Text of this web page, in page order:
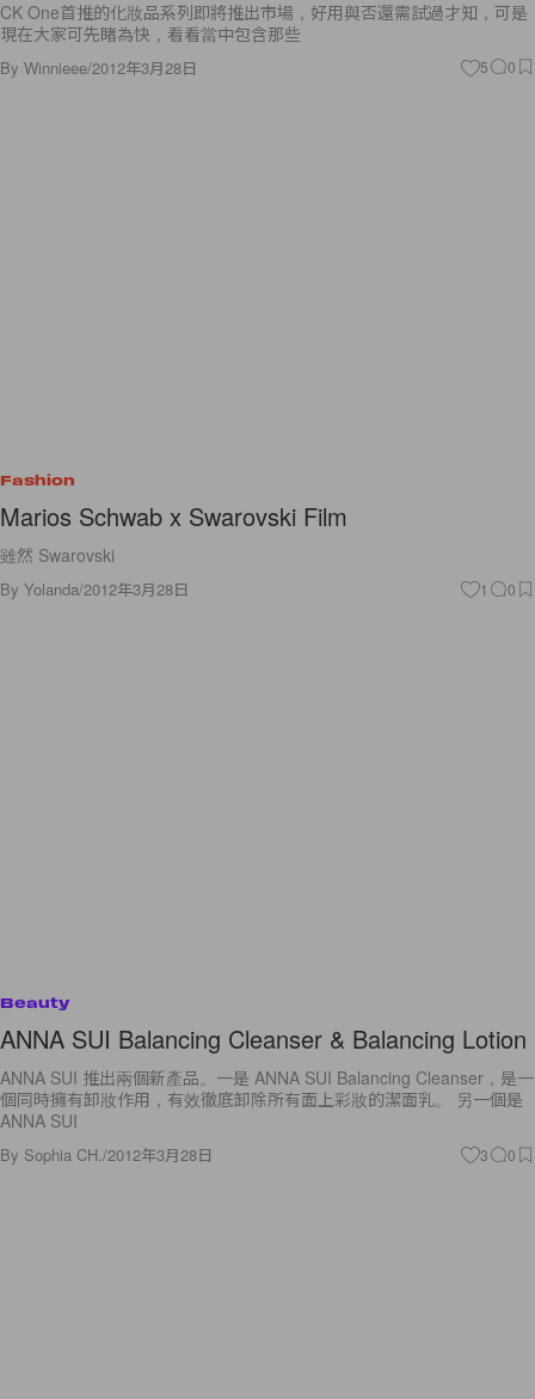
CK One首推的化妝品系列即將推出市場，好用與否還需試過才知，可是
現在大家可先睹為快，看看當中包含那些
By Winnieee/2012年3月28日 5 0
Fashion
Marios Schwab x Swarovski Film
雖然 Swarovski
By Yolanda/2012年3月28日 1 0
Beauty
ANNA SUI Balancing Cleanser & Balancing Lotion
ANNA SUI 推出兩個新產品。一是 ANNA SUI Balancing Cleanser，是一
個同時擁有卸妝作用，有效徹底卸除所有面上彩妝的潔面乳。 另一個是
ANNA SUI
By Sophia CH./2012年3月28日 3 0